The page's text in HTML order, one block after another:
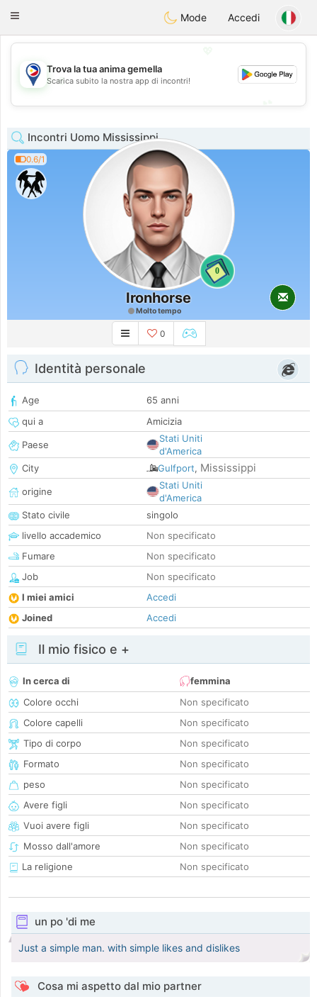
PhilippinesChat
Toggle
Mode Accedi
💖
💕
Trova la tua anima gemella
Scarica subito la nostra app di incontri!
Incontri Uomo Mississippi
0.6/1
0
Ironhorse
Molto tempo
0
Identità personale
Age
65 anni
qui a
Amicizia
Paese
Stati Uniti
d'America
City
Gulfport, Mississippi
origine
Stati Uniti
d'America
Stato civile
singolo
livello accademico
Non specificato
Fumare
Non specificato
Job
Non specificato
I miei amici
Accedi
Joined
Accedi
Il mio fisico e +
In cerca di
femmina
Colore occhi
Non specificato
Colore capelli
Non specificato
Tipo di corpo
Non specificato
Formato
Non specificato
peso
Non specificato
Avere figli
Non specificato
Vuoi avere figli
Non specificato
Mosso dall'amore
Non specificato
La religione
Non specificato
un po 'di me
Just a simple man. with simple likes and dislikes
Cosa mi aspetto dal mio partner